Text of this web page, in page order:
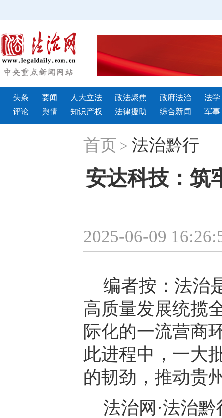
头条 要闻 人大立法 政法聚焦 政府法治
法学
评论
舆情 知识产权 法律援助 综合新闻 军事
首页 > 法治黔行
安达科技：筑
2025-06-09
编者按：法治
高质量发展统揽
际化的一流营商
此进程中，一大
的韧劲，推动贵
法治网·法治